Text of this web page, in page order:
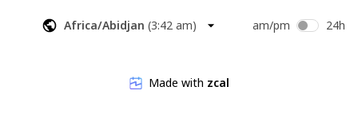
Africa/Abidjan (3:42 am) am/pm 24h
Made with zcal